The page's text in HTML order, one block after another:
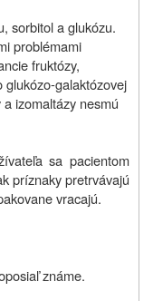
sorbitol a glukózu.
problémami
fruktózy,
glukózo-galaktózovej
izomaltázy nesmú
sa pacientom
príznaky pretrvávajú
vracajú.
známe.